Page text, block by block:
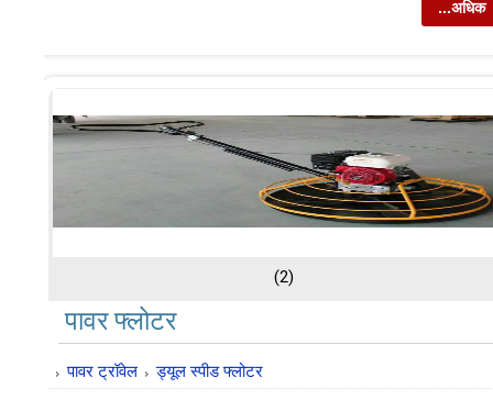
...अधिक
(2)
पावर फ्लोटर
पावर ट्रॉवेल ड्यूल स्पीड फ्लोटर